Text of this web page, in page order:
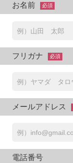
お名前 必須
フリガナ 必須
メールアドレス
電話番号